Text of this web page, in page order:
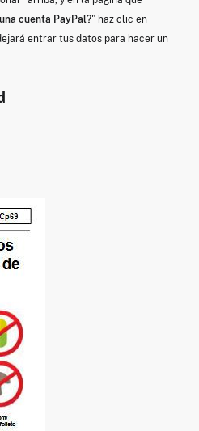
cuenta PayPal?" haz clic en
entrar tus datos para hacer un